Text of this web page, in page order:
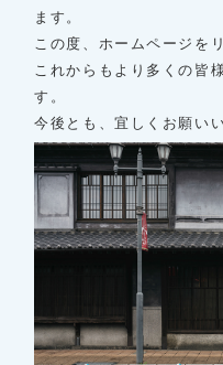
ます。
この度、ホームページを
これからもより多くの皆
す。
今後とも、宜しくお願い